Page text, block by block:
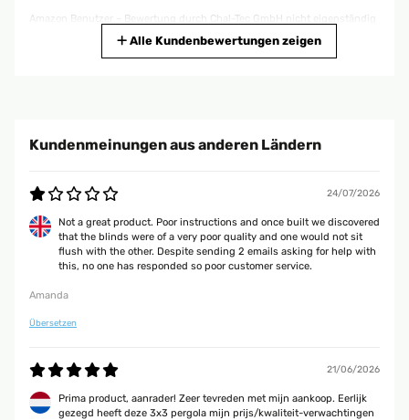
Amazon Benutzer – Bewertung durch Chal-Tec GmbH nicht eigenständig
18/07/2024
Die Pergola bestellt und paar Tage später kamen die beiden Pakte.Die
Pergola macht einen soliden Eindruck.Beim Aufbau sollte sich man ruhig
montieren. Alle Teile sind vorbildlich nummeriert bzw. beschriftet, dass
aber dennoch gut machbar.Bin voll zufrieden und für den Preis sowieso
überprüft
Alle Kundenbewertungen zeigen
Kundenmeinungen aus anderen Ländern
24/07/2026
Not a great product. Poor instructions and once built we discovered
that the blinds were of a very poor quality and one would not sit
flush with the other. Despite sending 2 emails asking for help with
this, no one has responded so poor customer service.
Amanda
Übersetzen
21/06/2026
Prima product, aanrader! Zeer tevreden met mijn aankoop. Eerlijk
gezegd heeft deze 3x3 pergola mijn prijs/kwaliteit-verwachtingen